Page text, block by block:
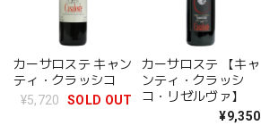
カーサロステ キャン
ティ・クラッシコ
¥5,720
SOLD OUT
カーサロステ 【キャ
ンティ・クラッシ
コ・リゼルヴァ】
¥9,350